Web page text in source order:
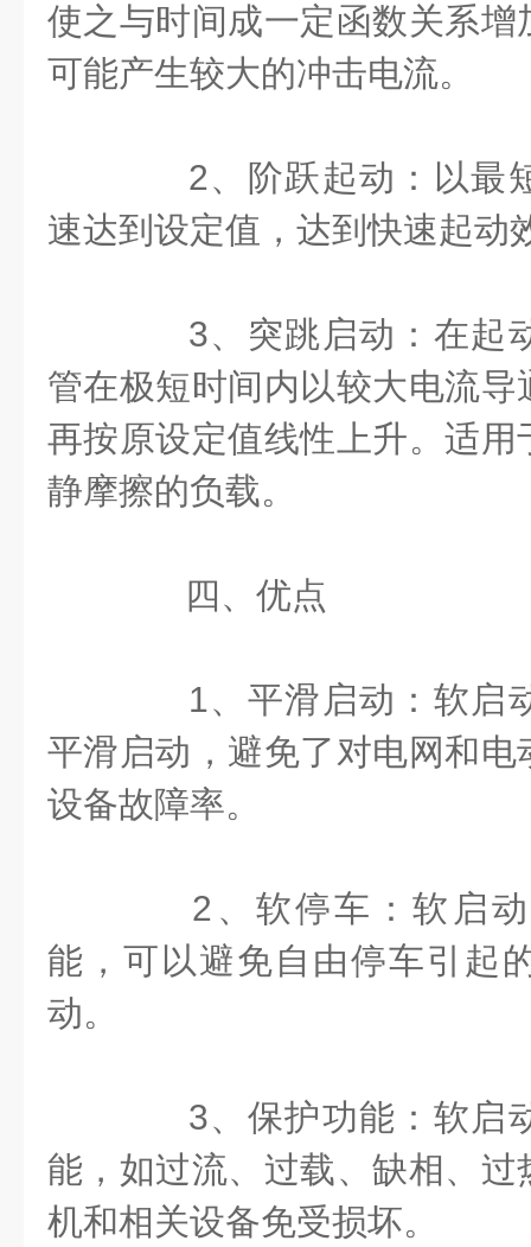
使之与时间成一定函数关系
可能产生较大的冲击电流。
2、阶跃起动：以最
速达到设定值，达到快速起动
3、突跳启动：在起
管在极短时间内以较大电流
再按原设定值线性上升。适
静摩擦的负载。
四、优点
1、平滑启动：软启
平滑启动，避免了对电网和
设备故障率。
2、软停车：软启动
能，可以避免自由停车引起
动。
3、保护功能：软启
能，如过流、过载、缺相、
机和相关设备免受损坏。